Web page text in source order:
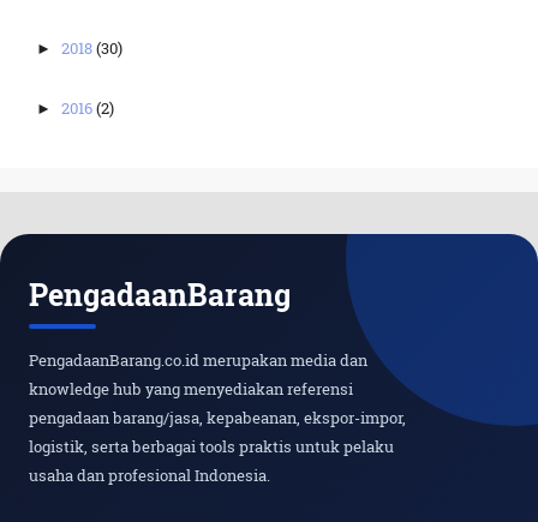
► 2018(30)
► 2016(2)
PengadaanBarang
PengadaanBarang.co.id merupakan media dan
knowledge hub yang menyediakan referensi
pengadaan barang/jasa, kepabeanan, ekspor-impor,
logistik, serta berbagai tools praktis untuk pelaku
usaha dan profesional Indonesia.